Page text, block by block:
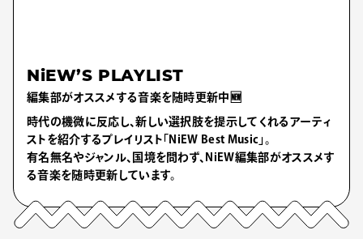
NiEW’S PLAYLIST
編集部がオススメする音楽を随時更新中🆕
時代の機微に反応し、新しい選択肢を提示してくれるアーティ
ストを紹介するプレイリスト「NiEW Best Music」。
有名無名やジャンル、国境を問わず、NiEW編集部がオススメす
る音楽を随時更新しています。